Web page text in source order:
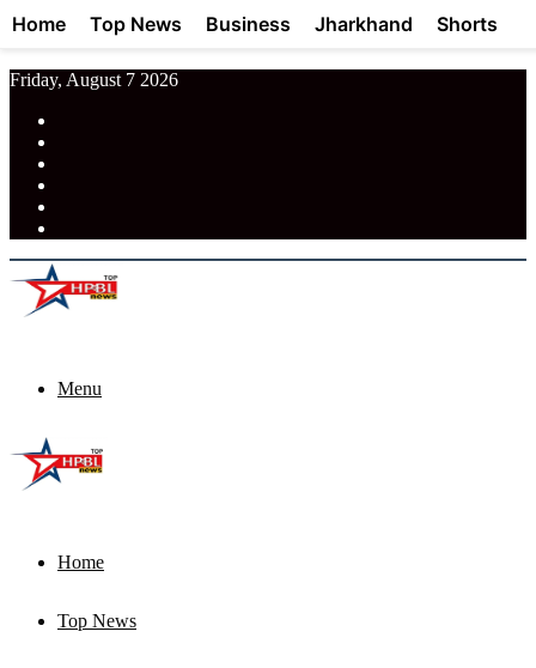
Friday, August 7 2026
Menu
Home
Top News
Home Top News Business Jharkhand Shorts